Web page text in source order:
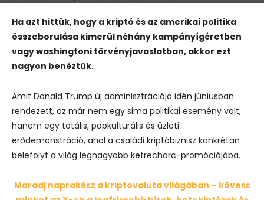
Ha azt hittük, hogy a kriptó és az amerikai politika
összeborulása kimerül néhány kampányígéretben
vagy washingtoni törvényjavaslatban, akkor ezt
nagyon benéztük.
Amit Donald Trump új adminisztrációja idén júniusban
rendezett, az már nem egy sima politikai esemény volt,
hanem egy totális, popkulturális és üzleti
erődemonstráció, ahol a családi kriptóbiznisz konkrétan
belefolyt a világ legnagyobb ketrecharc-promóciójába.
Maradj naprakész a kriptovaluta világában – kövess